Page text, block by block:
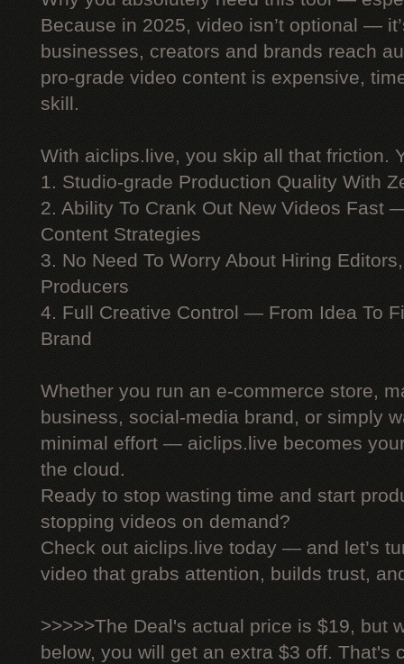
Because in 2025, video isn’t optional —
businesses, creators and brands reach
pro-grade video content is expensive,
skill.
With aiclips.live, you skip all that friction.
1. Studio-grade Production Quality With
2. Ability To Crank Out New Videos Fast
Content Strategies
3. No Need To Worry About Hiring
Producers
4. Full Creative Control — From Idea To
Brand
Whether you run an e-commerce store,
business, social-media brand, or simply
minimal effort — aiclips.live becomes
the cloud.
Ready to stop wasting time and start
stopping videos on demand?
Check out aiclips.live today — and let’s
video that grabs attention, builds trust,
>>>>>The Deal's actual price is $19, but
below, you will get an extra $3 off. That's